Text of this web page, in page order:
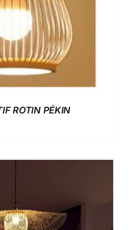
ROTIN PÉKIN